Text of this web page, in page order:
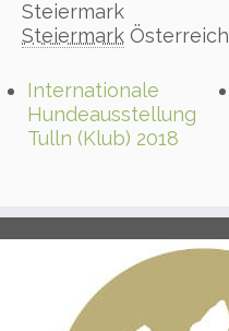
Steiermark
Steiermark Österreich
Internationale
Hundeausstellung
Tulln (Klub) 2018